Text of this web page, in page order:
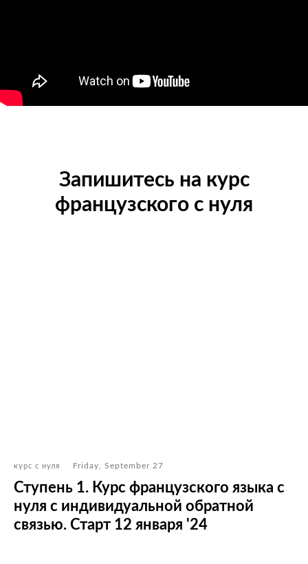
Запишитесь на курс
французского с нуля
курс с нуля Friday, September 27
Ступень 1. Курс французского языка с
нуля с индивидуальной обратной
связью. Старт 12 января '24